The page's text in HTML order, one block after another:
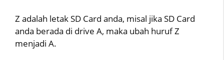
Z adalah letak SD Card anda, misal jika SD Card
anda berada di drive A, maka ubah huruf Z
menjadi A.